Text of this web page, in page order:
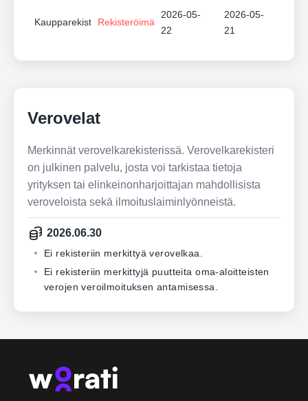
KaupparekisteriRekisteröimätön
2026-05-
22
2026-05-
21
Verovelat
Merkinnät verovelkarekisterissä. Verovelkarekisteri
on julkinen palvelu, josta voi tarkistaa tietoja
yrityksen tai elinkeinonharjoittajan mahdollisista
veroveloista sekä ilmoituslaiminlyönneistä.
2026.06.30
Ei rekisteriin merkittyä verovelkaa.
Ei rekisteriin merkittyjä puutteita oma-aloitteisten
verojen veroilmoituksen antamisessa.